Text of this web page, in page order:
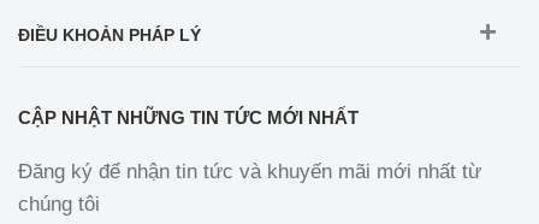
ĐIỀU KHOẢN PHÁP LÝ
CẬP NHẬT NHỮNG TIN TỨC MỚI NHẤT
Đăng ký để nhận tin tức và khuyến mãi mới nhất từ
chúng tôi